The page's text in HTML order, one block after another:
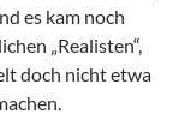
es kam noch
„Realisten“,
doch nicht etwa